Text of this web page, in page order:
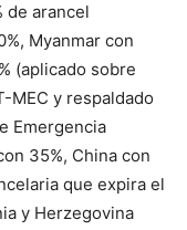
de arancel
Myanmar con
(aplicado sobre
MEC y respaldado
Emergencia
35%, China con
que expira el
y Herzegovina